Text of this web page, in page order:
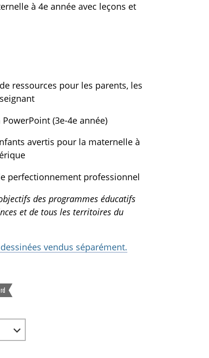
à 4e année avec leçons et
ressources pour les parents, les
(3e-4e année)
avertis pour la maternelle à
perfectionnement professionnel
des programmes éducatifs
et de tous les territoires du
vendus séparément.